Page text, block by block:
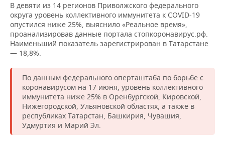
ТЕЛЕКОММУНИКАЦИИ
БИЗНЕС-БРАНЧИ
ONLINE-КОНФЕРЕНЦИИ
ОТКРЫТАЯ ЛЕКЦИЯ
ФУТБОЛ
ХОККЕЙ
БАСКЕТБОЛ
ВОЛЕЙБОЛ
КИБЕРСПОРТ
ФИГУРНОЕ КАТАНИЕ
НОВОСТИ ОБЩЕСТВА
ВЛАСТЬ
ИНФРАСТРУКТУРА
ИСТОРИЯ
КУЛЬТУРА
МЕДИЦИНА
ФОТОГАЛЕРЕЯ
СЮЖЕТЫ
СПРАВОЧНИК
СПИСОК ПЕРСОН
СПИСОК КОМПАНИЙ
ПОЛНАЯ ВЕРСИЯ
В девяти из 14 регионов Приволжского федерального
округа уровень коллективного иммунитета к COVID-19
опустился ниже 25%, выяснило «Реальное время»,
проанализировав данные портала стопкоронавирус.рф.
Наименьший показатель зарегистрирован в Татарстане
— 18,8%.
По данным федерального оперташтаба по борьбе с
коронавирусом на 17 июня, уровень коллективного
иммунитета ниже 25% в Оренбургской, Кировской,
Нижегородской, Ульяновской областях, а также в
республиках Татарстан, Башкирия, Чувашия,
Удмуртия и Марий Эл.